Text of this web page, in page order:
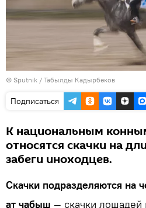
© Sputnik / Табылды Кадырбеков
Подписаться
К национальным
относятся скачки на
забеги иноходцев.
Скачки подразделяются на
ат чабыш — скачки лошадей